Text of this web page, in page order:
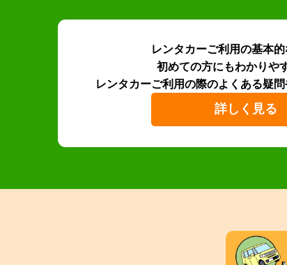
レンタカーご利用の基本
初めての方にもわかりや
レンタカーご利用の際のよくある疑問
詳しく見る